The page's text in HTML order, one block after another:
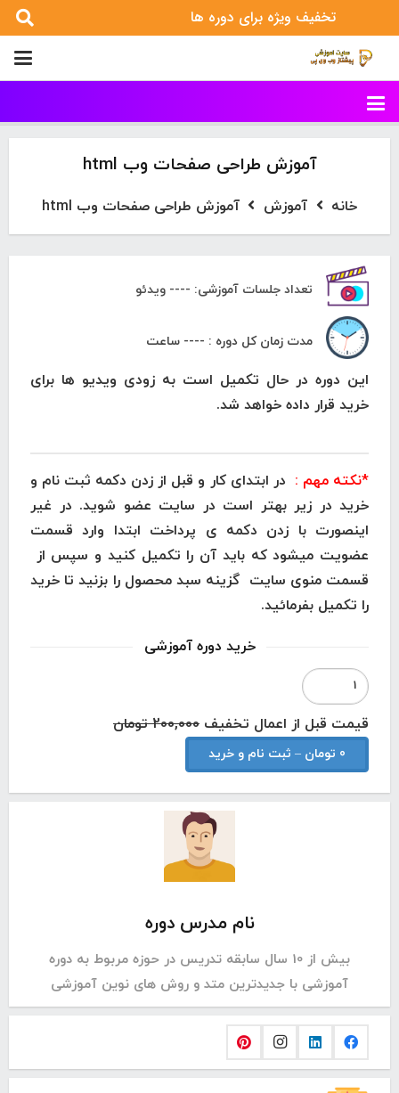
تخفیف ویژه برای دوره ها
آموزش طراحی صفحات وب html
خانه آموزش آموزش طراحی صفحات وب html
تعداد جلسات آموزشی: ---- ویدئو
مدت زمان کل دوره : ---- ساعت
این دوره در حال تکمیل است به زودی ویدیو ها برای
خرید قرار داده خواهد شد.
*نکته مهم : در ابتدای کار و قبل از زدن دکمه ثبت نام و
خرید در زیر بهتر است در سایت عضو شوید. در غیر
اینصورت با زدن دکمه ی پرداخت ابتدا وارد قسمت
عضویت میشود که باید آن را تکمیل کنید و سپس از
قسمت منوی سایت گزینه سبد محصول را بزنید تا خرید
را تکمیل بفرمائید.
خرید دوره آموزشی
قیمت قبل از اعمال تخفیف 200,000 تومان
0 تومان – ثبت نام و خرید
نام مدرس دوره
بیش از 10 سال سابقه تدریس در حوزه مربوط به دوره
آموزشی با جدیدترین متد و روش های نوین آموزشی